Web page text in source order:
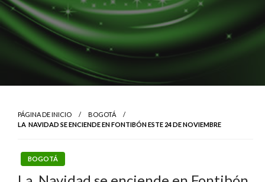
PÁGINA DE INICIO
BOGOTÁ
LA NAVIDAD SE ENCIENDE EN FONTIBÓN ESTE 24 DE NOVIEMBRE
BOGOTÁ